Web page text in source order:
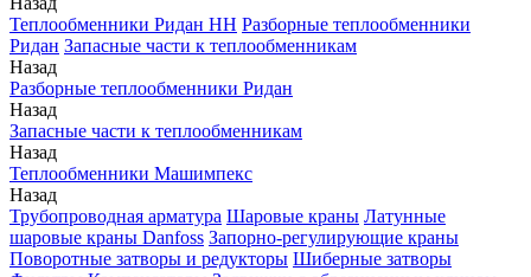
Теплообменники Ридан НН Разборные теплообменники
Ридан Запасные части к теплообменникам
Назад
Разборные теплообменники Ридан
Назад
Запасные части к теплообменникам
Назад
Теплообменники Машимпекс
Назад
Трубопроводная арматура Шаровые краны Латунные
шаровые краны Danfoss Запорно-регулирующие краны
Поворотные затворы и редукторы Шиберные затворы